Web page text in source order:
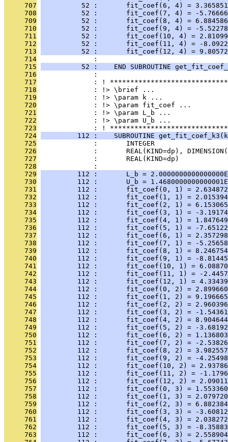
     707
52 :       fit_coef(6, 4) =
     708
52 :       fit_coef(7, 4) = -
     709
52 :       fit_coef(8, 4) =
     710
52 :       fit_coef(9, 4) = -
     711
52 :       fit_coef(10, 4) =
     712
52 :       fit_coef(11, 4) = -
     713
52 :       fit_coef(12, 4) =
     714
              :
     715
52 :    END SUBROUTINE
     716
              :
     717
: !
     718
              : !> \brief ...
     719
              : !> \param k ...
     720
              : !> \param fit_coef ...
     721
              : !> \param L_b ...
     722
              : !> \param U_b ...
     723
: !
     724
112 :    SUBROUTINE
     725
:       INTEGER
     726
:       REAL(KIND=dp),
     727
:       REAL(KIND=dp)
     728
              :
     729
112 :       L_b =
     730
112 :       U_b =
     731
112 :       fit_coef(0, 1) =
     732
112 :       fit_coef(1, 1) =
     733
112 :       fit_coef(2, 1) =
     734
112 :       fit_coef(3, 1) = -
     735
112 :       fit_coef(4, 1) =
     736
112 :       fit_coef(5, 1) = -
     737
112 :       fit_coef(6, 1) =
     738
112 :       fit_coef(7, 1) = -
     739
112 :       fit_coef(8, 1) =
     740
112 :       fit_coef(9, 1) = -
     741
112 :       fit_coef(10, 1) =
     742
112 :       fit_coef(11, 1) = -
     743
112 :       fit_coef(12, 1) =
     744
112 :       fit_coef(0, 2) =
     745
112 :       fit_coef(1, 2) =
     746
112 :       fit_coef(2, 2) =
     747
112 :       fit_coef(3, 2) = -
     748
112 :       fit_coef(4, 2) =
     749
112 :       fit_coef(5, 2) = -
     750
112 :       fit_coef(6, 2) =
     751
112 :       fit_coef(7, 2) = -
     752
112 :       fit_coef(8, 2) =
     753
112 :       fit_coef(9, 2) = -
     754
112 :       fit_coef(10, 2) =
     755
112 :       fit_coef(11, 2) = -
     756
112 :       fit_coef(12, 2) =
     757
112 :       fit_coef(0, 3) =
     758
112 :       fit_coef(1, 3) =
     759
112 :       fit_coef(2, 3) =
     760
112 :       fit_coef(3, 3) = -
     761
112 :       fit_coef(4, 3) =
     762
112 :       fit_coef(5, 3) = -
     763
112 :       fit_coef(6, 3) =